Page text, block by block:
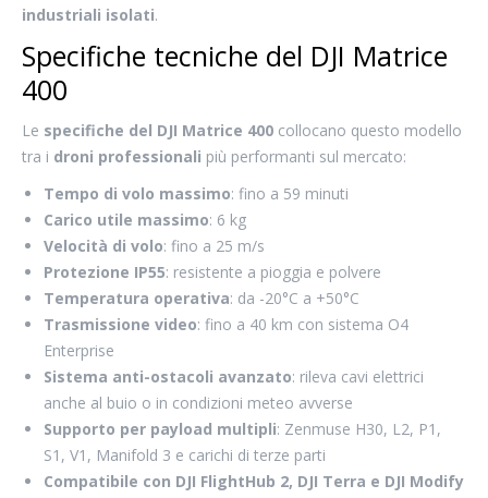
industriali isolati.
Specifiche tecniche del DJI Matrice
400
Le specifiche del DJI Matrice 400 collocano questo modello
tra i droni professionali più performanti sul mercato:
Tempo di volo massimo: fino a 59 minuti
Carico utile massimo: 6 kg
Velocità di volo: fino a 25 m/s
Protezione IP55: resistente a pioggia e polvere
Temperatura operativa: da -20°C a +50°C
Trasmissione video: fino a 40 km con sistema O4
Enterprise
Sistema anti-ostacoli avanzato: rileva cavi elettrici
anche al buio o in condizioni meteo avverse
Supporto per payload multipli: Zenmuse H30, L2, P1,
S1, V1, Manifold 3 e carichi di terze parti
Compatibile con DJI FlightHub 2, DJI Terra e DJI Modify